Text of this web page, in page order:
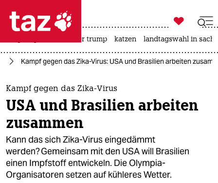
 taz zahl ich
taz zahl ich
themen
politik
öko
gesellschaft
kultur

taz zahl ich
usa unter trump katzen landtagswahl in
Kampf gegen das Zika-Virus: USA und Brasilien arbeiten
Kampf gegen das Zika-Virus
USA und Brasilien arbeiten
zusammen
Kann das sich Zika-Virus eingedämmt
werden? Gemeinsam mit den USA will Brasilien
einen Impfstoff entwickeln. Die Olympia-
Organisatoren setzen auf kühleres Wetter.